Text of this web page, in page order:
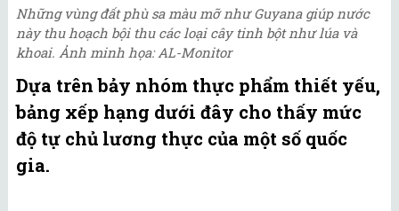
Những vùng đất phù sa màu mỡ như Guyana giúp nước
này thu hoạch bội thu các loại cây tinh bột như lúa và
khoai. Ảnh minh họa: AL-Monitor
Dựa trên bảy nhóm thực phẩm thiết yếu,
bảng xếp hạng dưới đây cho thấy mức
độ tự chủ lương thực của một số quốc
gia.